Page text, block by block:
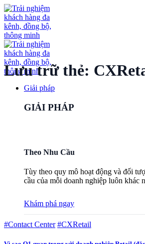
Bỏ
qua
nội
dung
Giải pháp
GIẢI PHÁP
Theo Nhu Cầu
Tùy theo quy mô hoạt động và đối
cầu của mỗi doanh nghiệp luôn khác
Khám phá ngay
Lưu trữ thẻ:
#Contact Center #CXRetail